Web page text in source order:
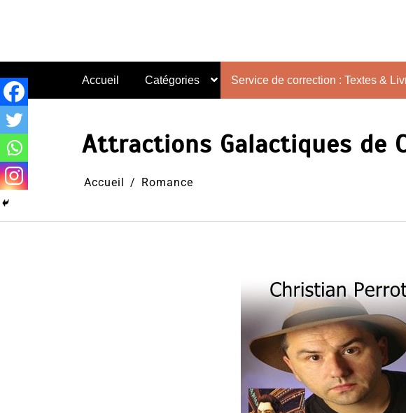
Accueil Catégories Service de correction : Textes &
Attractions Galactiques de
Accueil Romance